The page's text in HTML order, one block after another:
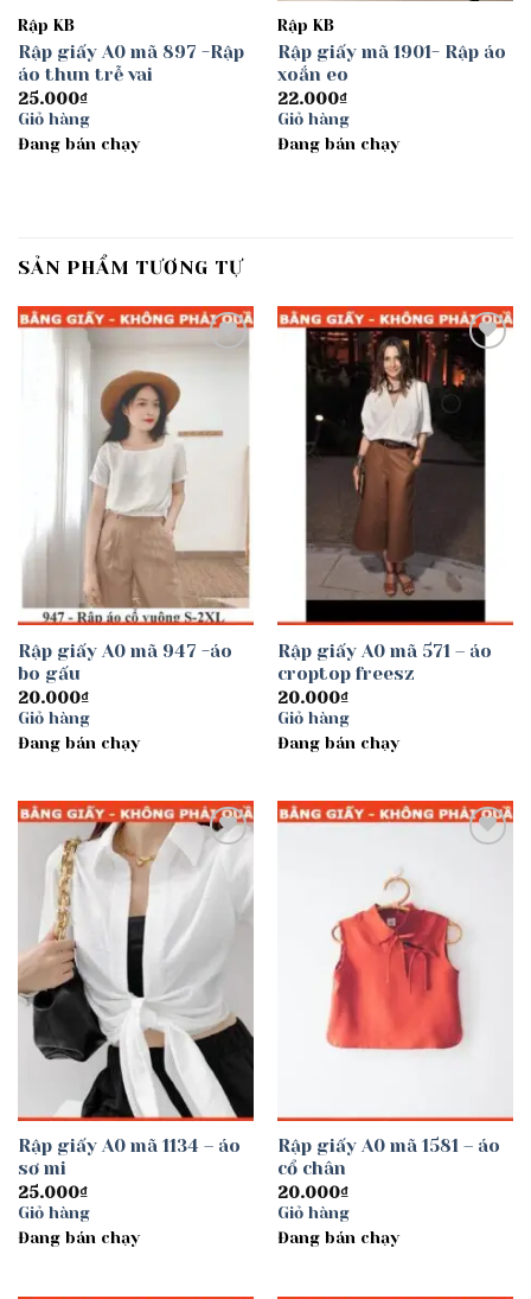
Rập KB
Rập giấy A0 mã 897 -Rập
áo thun trễ vai
25.000₫
Giỏ hàng
Đang bán chạy
Rập KB
Rập giấy mã 1901- Rập áo
xoắn eo
22.000₫
Giỏ hàng
Đang bán chạy
SẢN PHẨM TƯƠNG TỰ
Rập giấy A0 mã 947 -áo
bo gấu
20.000₫
Giỏ hàng
Đang bán chạy
Add to
wishlist
Rập giấy A0 mã 571 – áo
croptop freesz
20.000₫
Giỏ hàng
Đang bán chạy
Add to
wishlist
Rập giấy A0 mã 1134 – áo
sơ mi
25.000₫
Giỏ hàng
Đang bán chạy
Rập giấy A0 mã 1581 – áo
cổ chân
20.000₫
Giỏ hàng
Đang bán chạy